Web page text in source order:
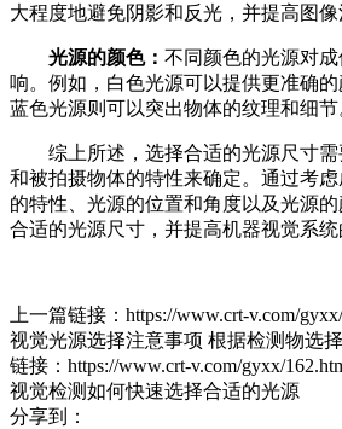
大程度地避免阴影和反光，并提高图像
光源的颜色： 不同颜色的光源对
响。例如，白色光源可以提供更准确
蓝色光源则可以突出物体的纹理和细节
综上所述，选择合适的光源尺寸需
和被拍摄物体的特性来确定。通过考
的特性、光源的位置和角度以及光源
合适的光源尺寸，并提高机器视觉系统
上一篇链接：https://www.crt-v.com/
视觉光源选择注意事项 根据检测物选
链接：https://www.crt-v.com/gyxx/
视觉检测如何快速选择合适的光源
分享到：